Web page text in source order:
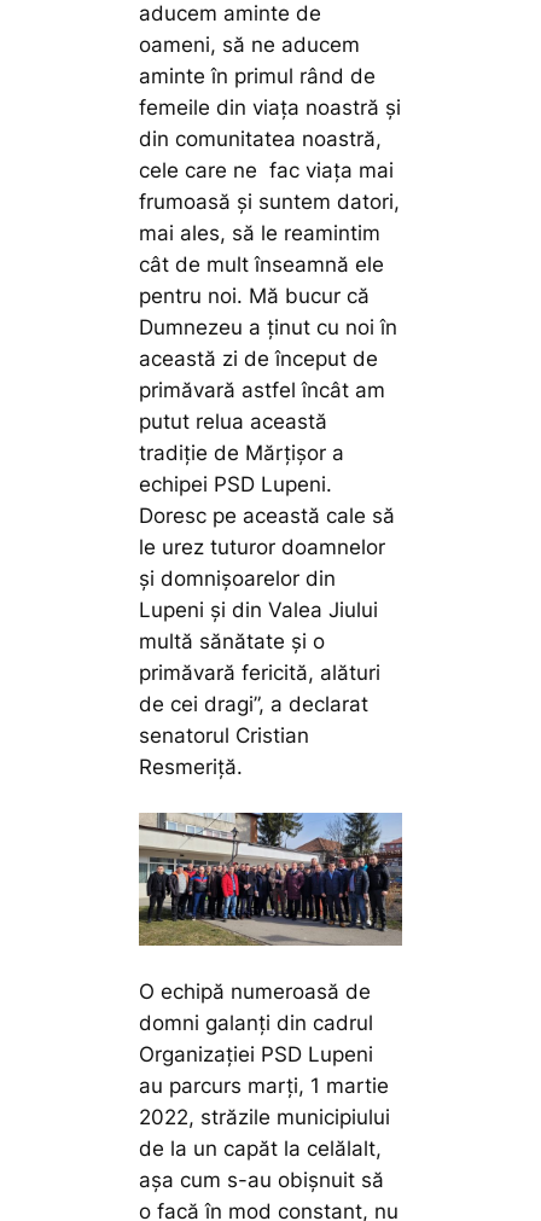
aducem aminte de
oameni, să ne aducem
aminte în primul rând de
femeile din viața noastră și
din comunitatea noastră,
cele care ne fac viaţa mai
frumoasă şi suntem datori,
mai ales, să le reamintim
cât de mult înseamnă ele
pentru noi. Mă bucur că
Dumnezeu a ţinut cu noi în
această zi de început de
primăvară astfel încât am
putut relua această
tradiție de Mărțișor a
echipei PSD Lupeni.
Doresc pe această cale să
le urez tuturor doamnelor
şi domnişoarelor din
Lupeni şi din Valea Jiului
multă sănătate şi o
primăvară fericită, alături
de cei dragi”, a declarat
senatorul Cristian
Resmeriţă.
O echipă numeroasă de
domni galanți din cadrul
Organizației PSD Lupeni
au parcurs marți, 1 martie
2022, străzile municipiului
de la un capăt la celălalt,
așa cum s-au obișnuit să
o facă în mod constant, nu